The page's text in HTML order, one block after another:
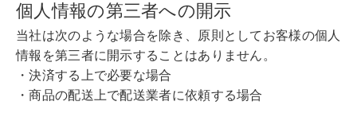
個人情報の第三者への開示
当社は次のような場合を除き、原則としてお客様の個人
情報を第三者に開示することはありません。
・決済する上で必要な場合
・商品の配送上で配送業者に依頼する場合